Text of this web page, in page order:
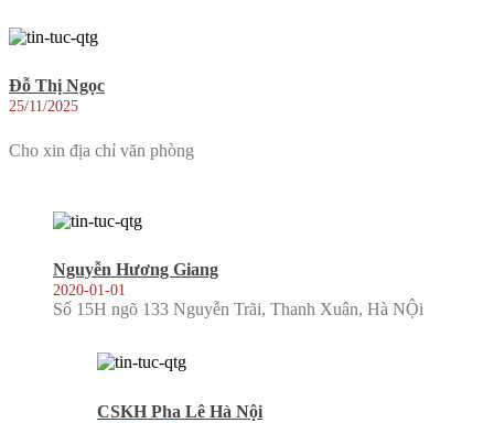
Đỗ Thị Ngọc
25/11/2025
Cho xin địa chỉ văn phòng
Nguyễn Hương Giang
2020-01-01
Số 15H ngõ 133 Nguyễn Trãi, Thanh Xuân, Hà NỘi
CSKH Pha Lê Hà Nội